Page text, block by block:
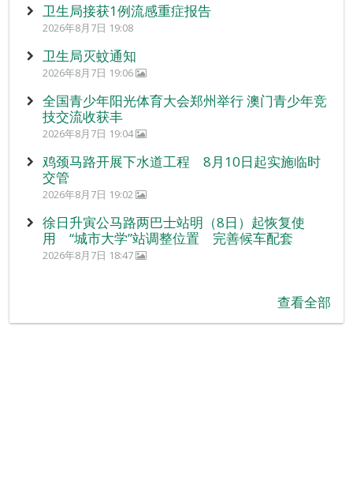
卫生局接获1例流感重症报告
2026年8月7日 19:08
卫生局灭蚊通知
2026年8月7日 19:06
全国青少年阳光体育大会郑州举行 澳门青少年竞
技交流收获丰
2026年8月7日 19:04
鸡颈马路开展下水道工程 8月10日起实施临时
交管
2026年8月7日 19:02
徐日升寅公马路两巴士站明（8日）起恢复使
用 “城市大学”站调整位置 完善候车配套
2026年8月7日 18:47
查看全部